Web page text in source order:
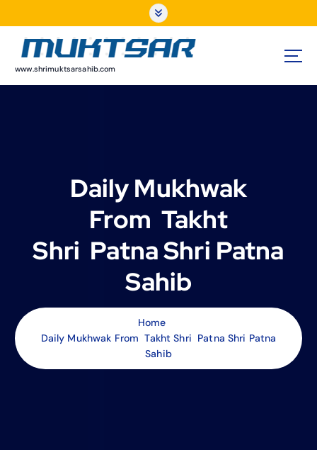
o
www.shrimuktsarsahib.com
Daily Mukhwak
From Takht
Shri Patna Shri Patna
Sahib
Home
Daily Mukhwak From Takht Shri Patna Shri Patna
Sahib